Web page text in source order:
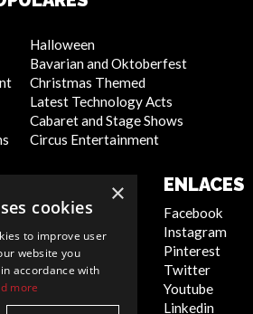
Halloween
Bavarian and Oktoberfest
Christmas Themed
Latest Technology Acts
Cabaret and Stage Shows
Circus Entertainment
SITIO WEB
Privacy Policy
Cookie Policy
Artist Sign Up
Terms and
Sitemap
ENLACES
Facebook
Instagram
Pinterest
Twitter
Youtube
Linkedin
×
cookies
to improve user
website you
accordance with
more